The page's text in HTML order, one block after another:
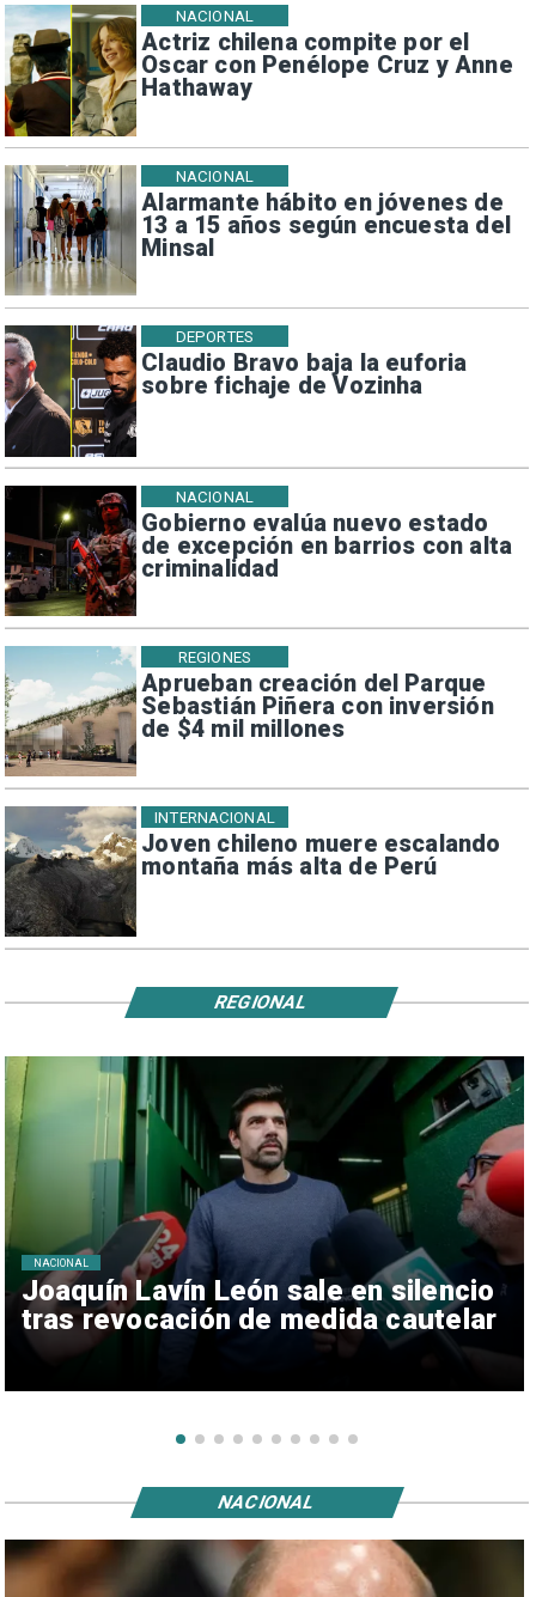
Actriz chilena compite por el
Oscar con Penélope Cruz y Anne
Hathaway
NACIONAL
Alarmante hábito en jóvenes de
13 a 15 años según encuesta del
Minsal
NACIONAL
Claudio Bravo baja la euforia
sobre fichaje de Vozinha
DEPORTES
Gobierno evalúa nuevo estado
de excepción en barrios con alta
criminalidad
NACIONAL
Aprueban creación del Parque
Sebastián Piñera con inversión
de $4 mil millones
REGIONES
Joven chileno muere escalando
montaña más alta de Perú
INTERNACIONAL
Joaquín Lavín León sale en silencio
tras revocación de medida cautelar
NACIONAL
REGIONAL
NACIONAL